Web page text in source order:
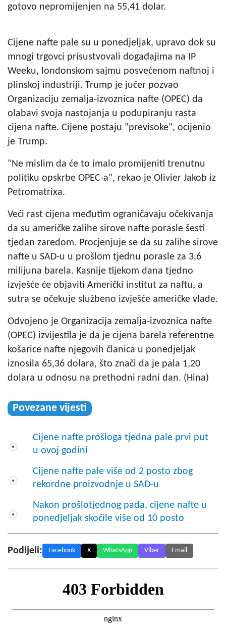
gotovo nepromijenjen na 55,41 dolar.
Cijene nafte pale su u ponedjeljak, upravo dok su
mnogi trgovci prisustvovali događajima na IP
Weeku, londonskom sajmu posvećenom naftnoj i
plinskoj industriji. Trump je jučer pozvao
Organizaciju zemalja-izvoznica nafte (OPEC) da
olabavi svoja nastojanja u podupiranju rasta
cijena nafte. Cijene postaju "previsoke", ocijenio
je Trump.
"Ne mislim da će to imalo promijeniti trenutnu
politiku opskrbe OPEC-a", rekao je Olivier Jakob iz
Petromatrixa.
Veći rast cijena međutim ograničavaju očekivanja
da su američke zalihe sirove nafte porasle šesti
tjedan zaredom. Procjenjuje se da su zalihe sirove
nafte u SAD-u u prošlom tjednu porasle za 3,6
milijuna barela. Kasnije tijekom dana tjedno
izvješće će objaviti Američki institut za naftu, a
sutra se očekuje službeno izvješće američke vlade.
Odvojeno je Organizacija zemalja-izvoznica nafte
(OPEC) izvijestila je da je cijena barela referentne
košarice nafte njegovih članica u ponedjeljak
iznosila 65,36 dolara, što znači da je pala 1,20
dolara u odnosu na prethodni radni dan. (Hina)
Povezane vijesti
Cijene nafte prošloga tjedna pale prvi put
u ovoj godini
Cijene nafte pale više od 2 posto zbog
rekordne proizvodnje u SAD-u
Nakon prošlotjednog pada, cijene nafte u
ponedjeljak skočile više od 10 posto
Podijeli: Facebook X WhatsApp Viber Email